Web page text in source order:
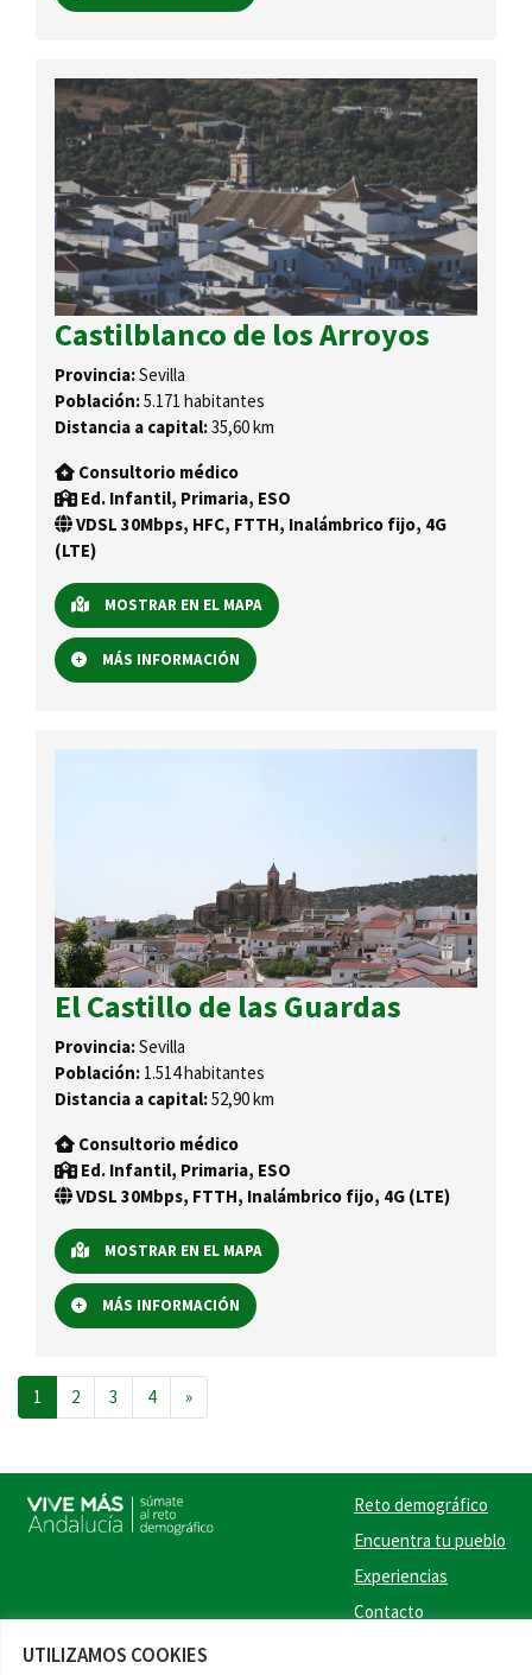
UTILIZAMOS COOKIES
Castilblanco de los Arroyos
Provincia:Sevilla
Población:5.171 habitantes
Distancia a capital:35,60 km
Consultorio médico
Ed. Infantil, Primaria, ESO
VDSL 30Mbps, HFC, FTTH, Inalámbrico fijo, 4G
(LTE)
MOSTRAR EN EL MAPA
MÁS INFORMACIÓN
El Castillo de las Guardas
Provincia:Sevilla
Población: 1.514 habitantes
Distancia a capital:52,90 km
Consultorio médico
Ed. Infantil, Primaria, ESO
VDSL 30Mbps, FTTH, Inalámbrico fijo, 4G (LTE)
MOSTRAR EN EL MAPA
MÁS INFORMACIÓN
Navegación de entradas
1 2 3 4 »
Reto demográfico
Encuentra tu pueblo
Experiencias
Contacto